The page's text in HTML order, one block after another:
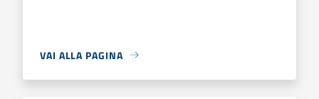
VAI ALLA PAGINA